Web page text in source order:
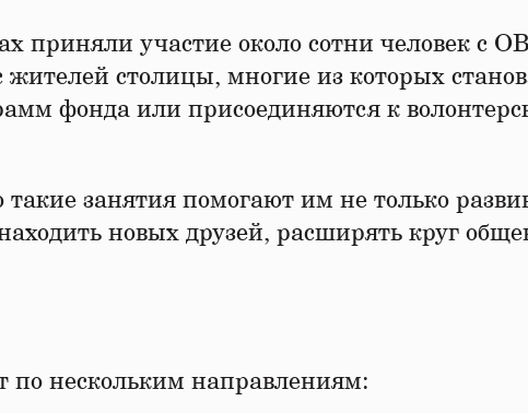
приняли участие около сотни человек с
столицы, многие из которых
фонда или присоединяются к
занятия помогают им не только
новых друзей, расширять круг
по нескольким направлениям: